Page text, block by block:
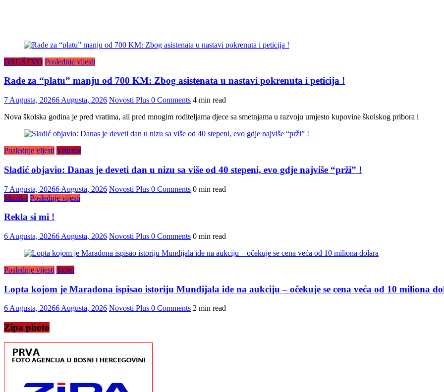
DRUŠTVO Poslednje vijesti
Rade za “platu” manju od 700 KM: Zbog asistenata u nastavi pokrenuta i peticija !
7 Augusta, 20266 Augusta, 2026 Novosti Plus 0 Comments 4 min read
Nova školska godina je pred vratima, ali pred mnogim roditeljama djece sa smetnjama u razvoju umjesto kupovine školskog pribora i
Poslednje vijesti Vrijeme
Sladić objavio: Danas je deveti dan u nizu sa više od 40 stepeni, evo gdje najviše “prži” !
7 Augusta, 20266 Augusta, 2026 Novosti Plus 0 Comments 0 min read
Muzika Poslednje vijesti
Rekla si mi !
6 Augusta, 20266 Augusta, 2026 Novosti Plus 0 Comments 0 min read
Poslednje vijesti Svijet
Lopta kojom je Maradona ispisao istoriju Mundijala ide na aukciju – očekuje se cena veća od 10 miliona
6 Augusta, 20266 Augusta, 2026 Novosti Plus 0 Comments 2 min read
Zipa photo